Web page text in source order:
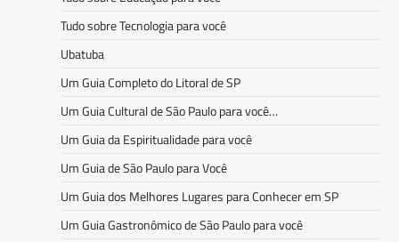
Tudo sobre Tecnologia para você
Ubatuba
Um Guia Completo do Litoral de SP
Um Guia Cultural de São Paulo para você…
Um Guia da Espiritualidade para você
Um Guia de São Paulo para Você
Um Guia dos Melhores Lugares para Conhecer em SP
Um Guia Gastronômico de São Paulo para você